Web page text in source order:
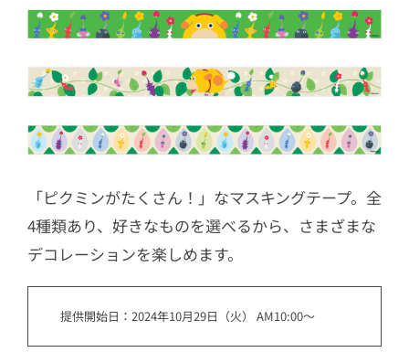
「ピクミンがたくさん！」なマスキングテープ。全
4種類あり、好きなものを選べるから、さまざまな
デコレーションを楽しめます。
提供開始日：2024年10月29日（火） AM10:00～